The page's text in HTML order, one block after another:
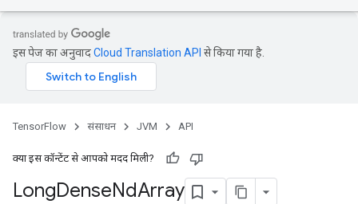
इस पेज का अनुवादCloud Translation API से किया गया है.
TensorFlow संसाधन JVM API
क्या इस कॉन्टेंट से आपको मदद मिली?
LongDenseNdArray